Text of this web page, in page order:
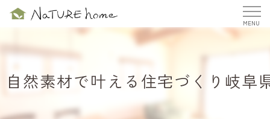
自然素材で叶える住宅づくり岐